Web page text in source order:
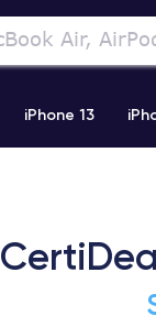
iPhone 13